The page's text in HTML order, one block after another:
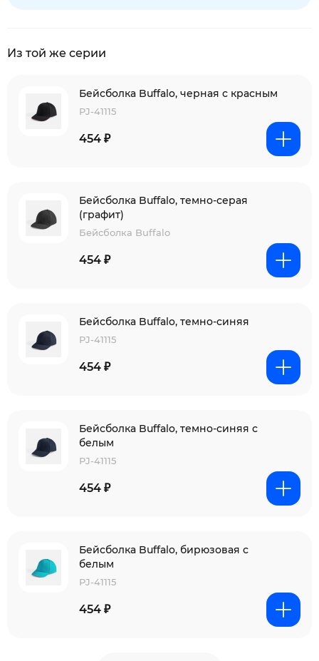
Из той же серии
Бейсболка Buffalo, черная с красным
PJ-41115
454 ₽
Бейсболка Buffalo, темно-серая
(графит)
Бейсболка Buffalo
454 ₽
Бейсболка Buffalo, темно-синяя
PJ-41115
454 ₽
Бейсболка Buffalo, темно-синяя с
белым
PJ-41115
454 ₽
Бейсболка Buffalo, бирюзовая с
белым
PJ-41115
454 ₽